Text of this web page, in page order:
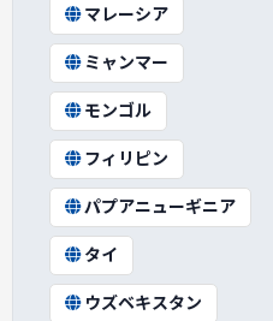
マレーシア
ミャンマー
モンゴル
フィリピン
パプアニューギニア
タイ
ウズベキスタン